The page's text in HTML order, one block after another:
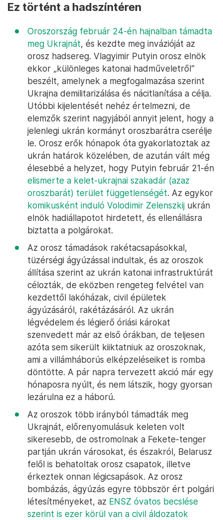
Ez történt a hadszíntéren
Oroszország február 24-én hajnalban támadta
meg Ukrajnát, és kezdte meg invázióját az
orosz hadsereg. Vlagyimir Putyin orosz elnök
ekkor „különleges katonai hadműveletről”
beszélt, amelynek a megfogalmazása szerint
Ukrajna demilitarizálása és nácitlanítása a célja.
Utóbbi kijelentését nehéz értelmezni, de
elemzők szerint nagyjából annyit jelent, hogy a
jelenlegi ukrán kormányt oroszbarátra cserélje
le. Orosz erők hónapok óta gyakorlatoztak az
ukrán határok közelében, de azután vált még
élesebbé a helyzet, hogy Putyin február 21-én
elismerte a kelet-ukrajnai szakadár (azaz
oroszbarát) terület függetlenségét. Az egykor
komikusként induló Volodimir Zelenszkij ukrán
elnök hadiállapotot hirdetett, és ellenállásra
biztatta a polgárokat.
Az orosz támadások rakétacsapásokkal,
tüzérségi ágyúzással indultak, és az oroszok
állítása szerint az ukrán katonai infrastruktúrát
célozták, de eközben rengeteg felvétel van
kezdettől lakóházak, civil épületek
ágyúzásáról, rakétázásáról. Az ukrán
légvédelem és légierő óriási károkat
szenvedett már az első órákban, de teljesen
azóta sem sikerült kiiktatniuk az oroszoknak,
ami a villámháborús elképzeléseiket is romba
döntötte. A pár napra tervezett akció már egy
hónaposra nyúlt, és nem látszik, hogy gyorsan
lezárulna ez a háború.
Az oroszok több irányból támadták meg
Ukrajnát, előrenyomulásuk keleten volt
sikeresebb, de ostromolnak a Fekete-tenger
partján ukrán városokat, és északról, Belarusz
felől is behatoltak orosz csapatok, illetve
érkeztek onnan légicsapások. Az orosz
bombázás, ágyúzás egyre többször ért polgári
létesítményeket, az ENSZ óvatos becslése
szerint is ezer körül van a civil áldozatok